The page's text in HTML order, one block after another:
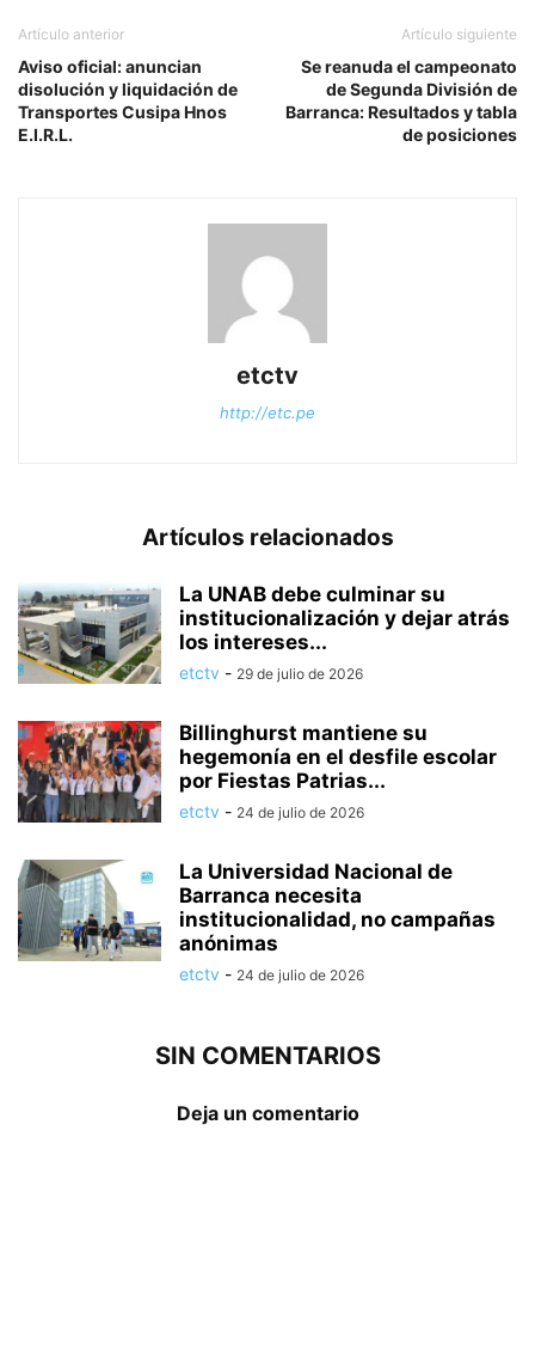
Artículo anterior
Aviso oficial: anuncian
disolución y liquidación de
Transportes Cusipa Hnos
E.I.R.L.
Artículo siguiente
Se reanuda el campeonato
de Segunda División de
Barranca: Resultados y tabla
de posiciones
etctv
http://etc.pe
Artículos relacionados
La UNAB debe culminar su
institucionalización y dejar atrás
los intereses...
etctv - 29 de julio de 2026
Billinghurst mantiene su
hegemonía en el desfile escolar
por Fiestas Patrias...
etctv - 24 de julio de 2026
La Universidad Nacional de
Barranca necesita
institucionalidad, no campañas
anónimas
etctv - 24 de julio de 2026
SIN COMENTARIOS
Deja un comentario